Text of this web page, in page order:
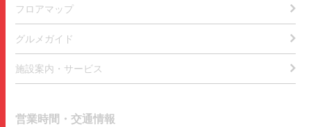
フロアマップ
グルメガイド
施設案内・サービス
営業時間・交通情報